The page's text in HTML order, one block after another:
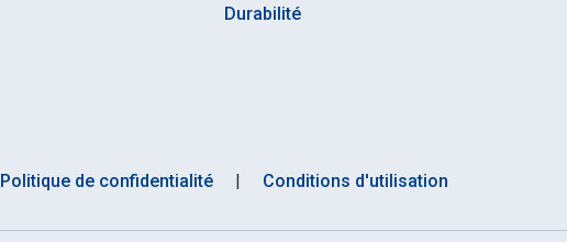
Durabilité
Politique de confidentialité | Conditions d'utilisation